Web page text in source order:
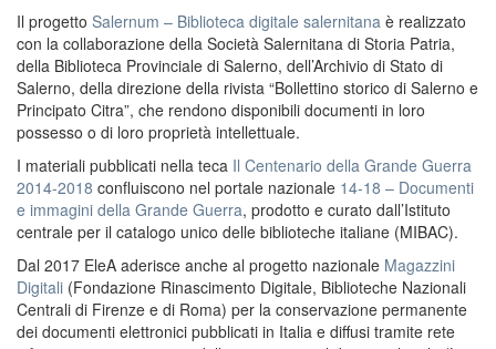
Il progetto Salernum – Biblioteca digitale salernitana è realizzato
con la collaborazione della Società Salernitana di Storia Patria,
della Biblioteca Provinciale di Salerno, dell’Archivio di Stato di
Salerno, della direzione della rivista “Bollettino storico di Salerno e
Principato Citra”, che rendono disponibili documenti in loro
possesso o di loro proprietà intellettuale.
I materiali pubblicati nella teca Il Centenario della Grande Guerra
2014-2018 confluiscono nel portale nazionale 14-18 – Documenti
e immagini della Grande Guerra, prodotto e curato dall’Istituto
centrale per il catalogo unico delle biblioteche italiane (MIBAC).
Dal 2017 EleA aderisce anche al progetto nazionale Magazzini
Digitali (Fondazione Rinascimento Digitale, Biblioteche Nazionali
Centrali di Firenze e di Roma) per la conservazione permanente
dei documenti elettronici pubblicati in Italia e diffusi tramite rete